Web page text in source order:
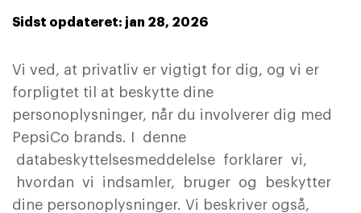
Sidst opdateret: jan 28, 2026
Vi ved, at privatliv er vigtigt for dig, og vi er
forpligtet til at beskytte dine
personoplysninger, når du involverer dig med
PepsiCo brands. I denne
databeskyttelsesmeddelelse forklarer vi,
hvordan vi indsamler, bruger og beskytter
dine personoplysninger. Vi beskriver også,